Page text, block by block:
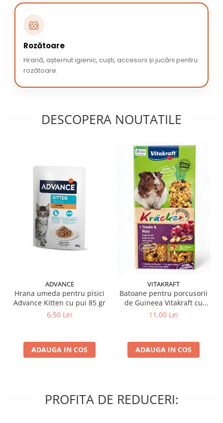
🐹
Rozătoare
Hrană, așternut igienic, cuști, accesorii și jucării pentru
rozătoare.
DESCOPERA NOUTATILE
ADVANCE
Hrana umeda pentru pisici
Advance Kitten cu pui 85 gr
6,50 Lei
ADAUGA IN COS
VITAKRAFT
Batoane pentru porcusorii
de Guineea Vitakraft cu
struguri & nuci 2 buc
11,00 Lei
ADAUGA IN COS
PROFITA DE REDUCERI: